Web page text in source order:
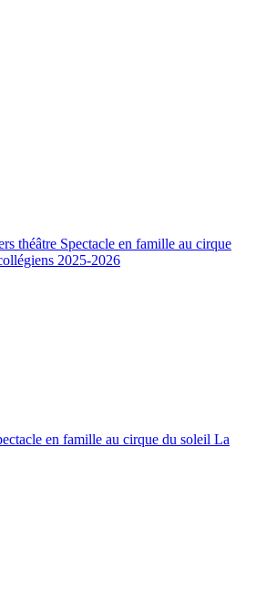
théâtre Spectacle en famille au cirque
2025-2026
en famille au cirque du soleil La